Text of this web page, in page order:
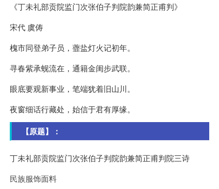
《丁未礼部贡院监门次张伯子判院韵兼简正甫判》
宋代 虞俦
槐市同登弟子员，虀盐灯火记初年。
寻春紫承蚬流在，通籍金闺步武联。
眼底要观新事业，笔端犹着旧山川。
夜窗细话行藏处，始信于君有厚缘。
【原题】：
丁未礼部贡院监门次张伯子判院韵兼简正甫判院三诗
民族服饰面料